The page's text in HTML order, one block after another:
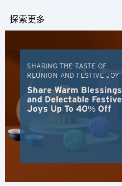
探索更多
SHARING THE TASTE OF
REUNION AND FESTIVE JOY
Share Warm Blessings
and Delectable Festive
Joys Up To 40% Off